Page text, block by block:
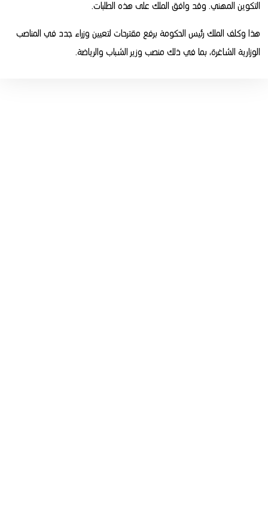
التكوين المهني. وقد وافق الملك على هذه الطلبات.
هذا وكلف الملك رئيس الحكومة برفع مقترحات لتعيين وزراء جدد في المناصب
الوزارية الشاغرة، بما في ذلك منصب وزير الشباب والرياضة.